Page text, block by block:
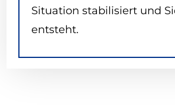
Situation stabilisiert und
entsteht.